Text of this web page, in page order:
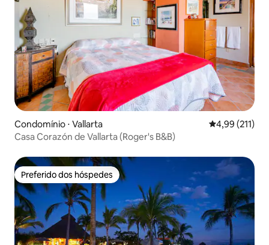
Condomínio ⋅ Vallarta 4,99 de uma
4,99 (211)
Casa Corazón de Vallarta (Roger's B&B)
Preferido dos hóspedes
Preferido dos hóspedes